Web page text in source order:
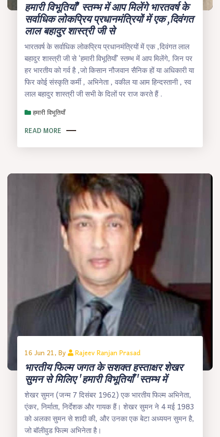
हमारी विभूतियाँ’ स्तम्भ में आप मिलेंगे भारतवर्ष के
सर्वाधिक लोकप्रिय प्रधानमंत्रियों में एक ,दिवंगत
लाल बहादुर शास्त्री जी से
भारतवर्ष के सर्वाधिक लोकप्रिय प्रधानमंत्रियों में एक ,दिवंगत लाल
बहादुर शास्त्री जी से ‘हमारी विभूतियाँ’ स्तम्भ में आप मिलेंगे, जिन पर
हर भारतीय को गर्व है ,जो किसान नौजवान सैनिक हों या अधिकारी या
फिर कोई संस्कृति कर्मी , अभिनेता , वकील या आम हिन्दस्तानी , स्व
लाल बहादुर शास्त्री जी सभी के दिलों पर राज करते हैं .
हमारी विभूतियाँ
READ MORE
16 Jun 21, By Rajeev Ranjan Prasad
भारतीय फिल्म जगत के सशक्त हस्ताक्षर शेखर
सुमन से मिलिए 'हमारी विभूतियाँ 'स्तम्भ में
शेखर सुमन (जन्म 7 दिसंबर 1962) एक भारतीय फिल्म अभिनेता,
एंकर, निर्माता, निर्देशक और गायक हैं। शेखर सुमन ने 4 मई 1983
को अलका सुमन से शादी की, और उनका एक बेटा अध्ययन सुमन है,
जो बॉलीवुड फिल्म अभिनेता है।